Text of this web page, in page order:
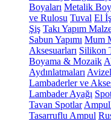
Boyaları Metalik
ve Rulosu Tuval El
Şiş Takı Yapım
Sabun Yapımı Mum
Aksesuarları Silikon
Boyama & Mozaik
Aydınlatmaları
Lambaderler ve
Lambader Ayağı
Tavan Spotlar
Tasarruflu Ampul